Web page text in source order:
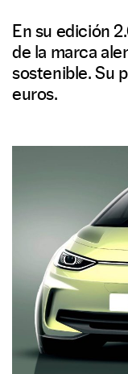
En su edición
de la marca
sostenible. Su
euros.